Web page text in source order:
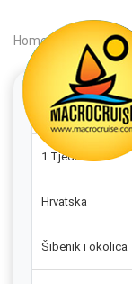
Home Search |
1 Tjedan
Hrvatska
Šibenik i okolica